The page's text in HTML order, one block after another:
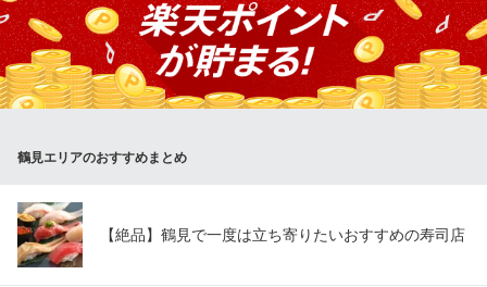
人数向けの完全個室を多数ご用意！6～8名様・8～10名様・10～1
4名様…と、人数に合わせてご案内させていただきます。壁・扉付
きの完全個室ですので、プライベート感もバッチリ♪女子会や合コ
ンなど周囲を気にせず盛り上がりたい飲み会に人気です！
肉料理＆食べ飲み放題
神奈川県横浜市鶴見区鶴見中央1-3-3 クレインビル3F
鶴見エリアのおすすめまとめ
【絶品】鶴見で一度は立ち寄りたいおすすめの寿司店